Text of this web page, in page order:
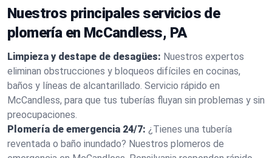
Nuestros principales servicios de
plomería en McCandless, PA
Limpieza y destape de desagües: Nuestros expertos
eliminan obstrucciones y bloqueos difíciles en cocinas,
baños y líneas de alcantarillado. Servicio rápido en
McCandless, para que tus tuberías fluyan sin problemas y sin
preocupaciones.
Plomería de emergencia 24/7: ¿Tienes una tubería
reventada o baño inundado? Nuestros plomeros de